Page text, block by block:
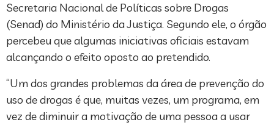
Secretaria Nacional de Políticas sobre Drogas
(Senad) do Ministério da Justiça. Segundo ele, o órgão
percebeu que algumas iniciativas oficiais estavam
alcançando o efeito oposto ao pretendido.
“Um dos grandes problemas da área de prevenção do
uso de drogas é que, muitas vezes, um programa, em
vez de diminuir a motivação de uma pessoa a usar